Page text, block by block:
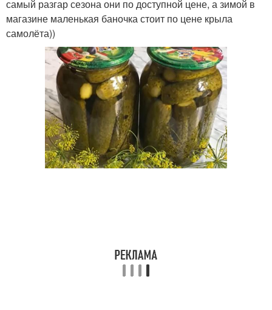
самый разгар сезона они по доступной цене, а зимой в
магазине маленькая баночка стоит по цене крыла
самолёта))